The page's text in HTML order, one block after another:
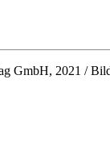
GmbH, 2021 /